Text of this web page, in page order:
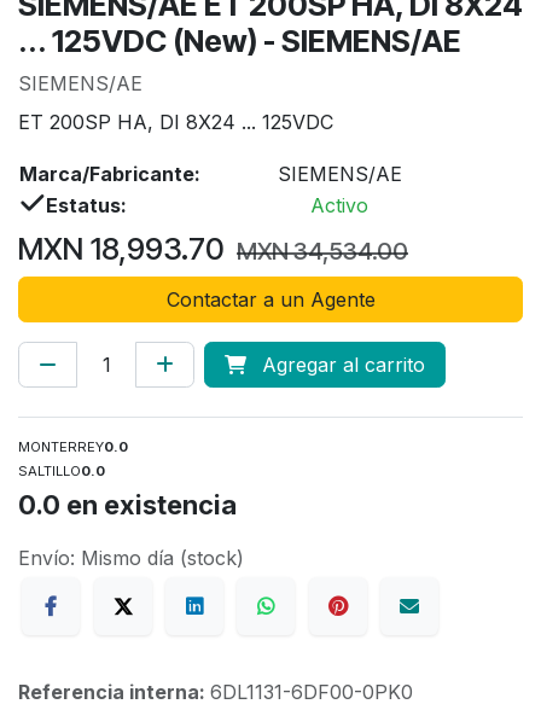
... 125VDC (New) - SIEMENS/AE
SIEMENS/AE
ET 200SP HA, DI 8X24 ... 125VDC
Marca/Fabricante:
SIEMENS/AE
Estatus:
Activo
MXN 18,993.70 MXN34,534.00
Contactar a un Agente
Agregar al carrito
MONTERREY0.0
SALTILLO0.0
0.0 en existencia
Envío: Mismo día (stock)
Referencia interna: 6DL1131-6DF00-0PK0